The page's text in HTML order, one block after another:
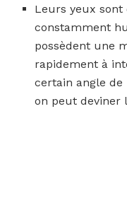
Leurs yeux
constamment
possèdent une
rapidement à
certain angle
on peut deviner